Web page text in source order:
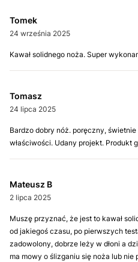
Tomek
24 września 2025
Kawał solidnego noża. Super
Tomasz
24 lipca 2025
Bardzo dobry nóż. poręczny,
właściwości. Udany projekt. Produkt
Mateusz B
2 lipca 2025
Muszę przyznać, że jest to kawał
od jakiegoś czasu, po pierwszych
zadowolony, dobrze leży w dłoni a
ma mowy o ślizganiu się noża lub nie